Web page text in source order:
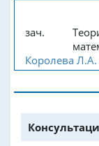
зач.
Королева Л.А.